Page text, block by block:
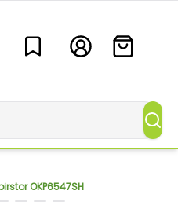
OKP6547SH